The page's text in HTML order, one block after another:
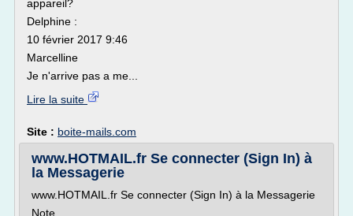
appareil?
Delphine :
10 février 2017 9:46
Marcelline
Je n'arrive pas a me...
Lire la suite
Site : boite-mails.com
www.HOTMAIL.fr Se connecter (Sign In) à
la Messagerie
www.HOTMAIL.fr Se connecter (Sign In) à la Messagerie
Note